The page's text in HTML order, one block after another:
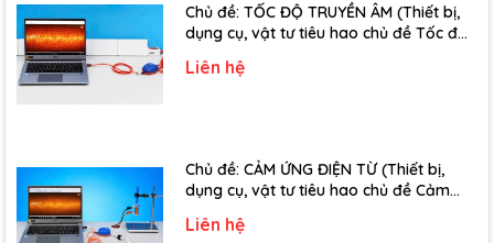
Chủ đề: TỐC ĐỘ TRUYỀN ÂM (Thiết bị,
dụng cụ, vật tư tiêu hao chủ đề Tốc độ
Liên hệ
Chủ đề: CẢM ỨNG ĐIỆN TỪ (Thiết bị,
dụng cụ, vật tư tiêu hao chủ đề Cảm
Liên hệ